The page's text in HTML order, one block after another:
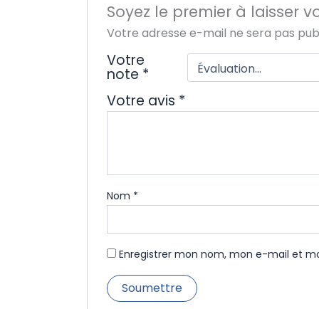
Soyez le premier à laisser
Votre adresse e-mail ne sera pas
Votre
note *
Votre avis *
Nom *
Enregistrer mon nom, mon e-mail et